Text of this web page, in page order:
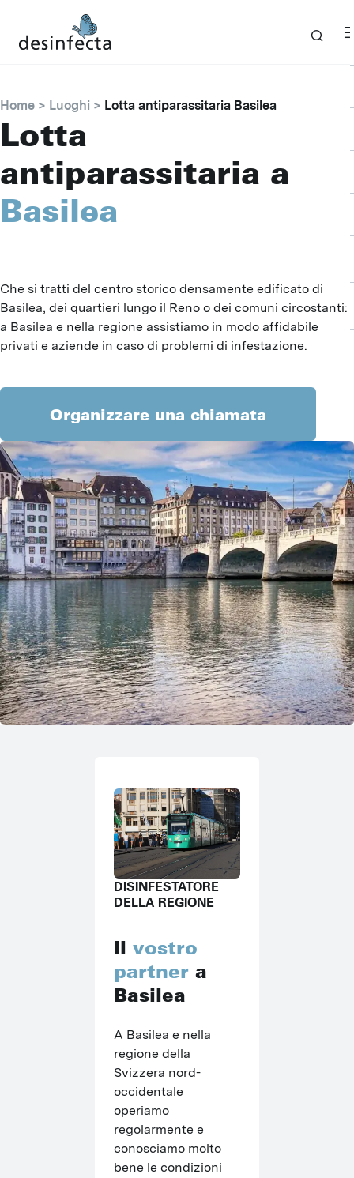
Home Luoghi Lotta antiparassitaria Basilea
Lotta
antiparassitaria a
Basilea
Che si tratti del centro storico densamente edificato di
Basilea, dei quartieri lungo il Reno o dei comuni circostanti:
a Basilea e nella regione assistiamo in modo affidabile
privati e aziende in caso di problemi di infestazione.
Organizzare una chiamata
DISINFESTATORE
DELLA REGIONE
Il vostro
partner a
Basilea
A Basilea e nella
regione della
Svizzera nord-
occidentale
operiamo
regolarmente e
conosciamo molto
bene le condizioni